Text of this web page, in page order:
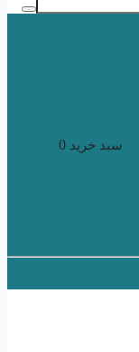
سبد خرید 0